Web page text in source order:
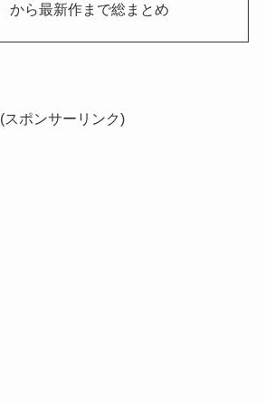
から最新作まで総まとめ
(スポンサーリンク)